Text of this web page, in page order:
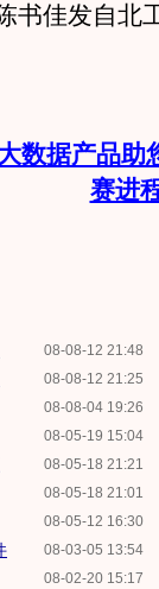
书佳发自北
数据产品助
赛进
08-08-12 21:48
08-08-12 21:25
08-08-04 19:26
08-05-19 15:04
08-05-18 21:21
08-05-18 21:01
08-05-12 16:30
08-03-05 13:54
08-02-20 15:17